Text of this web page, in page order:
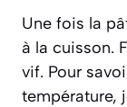
Une fois la
à la cuisson.
vif. Pour
température,